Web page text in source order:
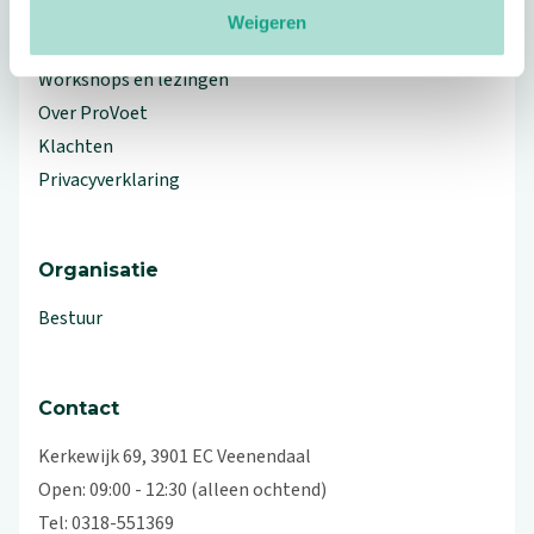
Weigeren
Workshops en lezingen
Over ProVoet
Klachten
Privacyverklaring
Organisatie
Bestuur
Contact
Kerkewijk 69, 3901 EC Veenendaal
Open: 09:00 - 12:30 (alleen ochtend)
Tel: 0318-551369